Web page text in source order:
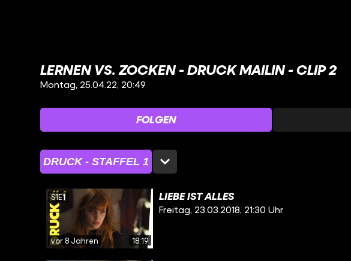
LERNEN VS. ZOCKEN - DRUCK MAILIN - CLIP 2
Montag, 25.04.22, 20:49
FOLGEN
DRUCK - STAFFEL 1
vor 8 Jahren 18:19
S1E1 LIEBE IST ALLES
Freitag, 23.03.2018, 21:30 Uhr